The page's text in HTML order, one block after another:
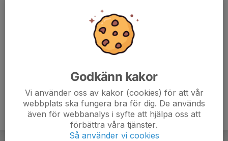
andreasdrottkin@gmail.com
daniel.demyr@gmail.com
Godkänn kakor
Vi använder oss av kakor (cookies) för att vår
webbplats ska fungera bra för dig. De används
även för webbanalys i syfte att hjälpa oss att
förbättra våra tjänster.
Så använder vi cookies